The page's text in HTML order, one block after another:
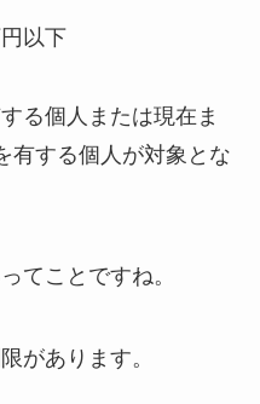
以下
る個人または現在ま
有する個人が対象とな
ってことですね。
があります。